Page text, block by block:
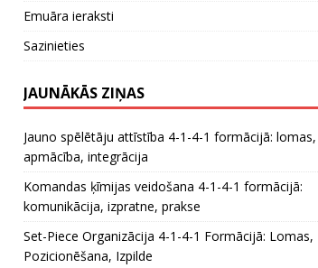
Emuāra ieraksti
Sazinieties
JAUNĀKĀS ZIŅAS
Jauno spēlētāju attīstība 4-1-4-1 formācijā: lomas,
apmācība, integrācija
Komandas ķīmijas veidošana 4-1-4-1 formācijā:
komunikācija, izpratne, prakse
Set-Piece Organizācija 4-1-4-1 Formācijā: Lomas,
Pozicionēšana, Izpilde